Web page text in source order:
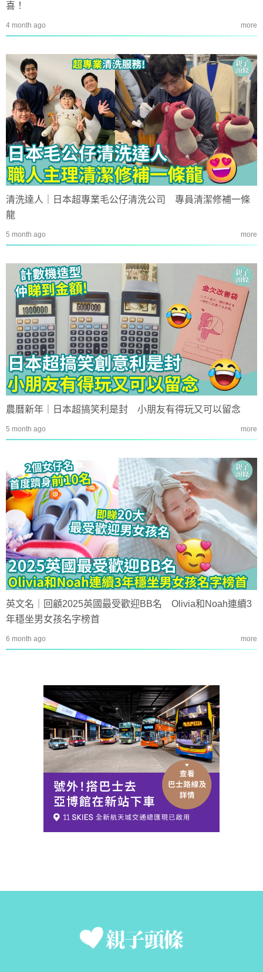
喜！
4 month ago more
清洗達人｜日本超專業毛公仔清洗公司 專員清潔修補一條
龍
5 month ago more
農曆新年｜日本超搞笑利是封 小朋友有得玩又可以留念
5 month ago more
英文名｜回顧2025英國最受歡迎BB名 Olivia和Noah連續3
年穩坐男女孩名字榜首
6 month ago more